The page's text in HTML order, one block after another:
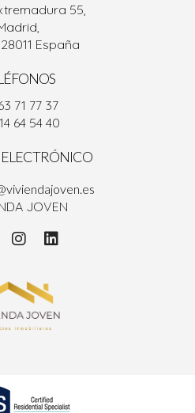
55,
España
71 77 37
64 54 40
JOVEN